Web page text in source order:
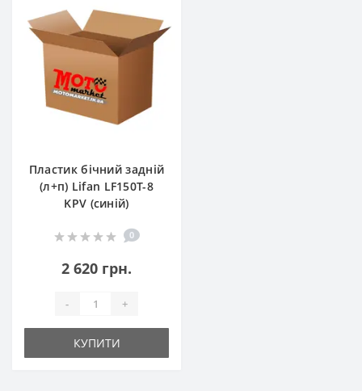
Пластик бічний задній
(л+п) Lifan LF150T-8
KPV (синій)
0
2 620 грн.
- +
КУПИТИ